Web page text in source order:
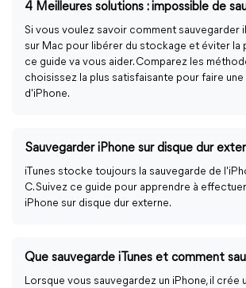
Si vous voulez savoir comment sauvegarder
sur Mac pour libérer du stockage et éviter la
ce guide va vous aider. Comparez les
choisissez la plus satisfaisante pour faire une
d'iPhone.
iTunes stocke toujours la sauvegarde de
C. Suivez ce guide pour apprendre à
iPhone sur disque dur externe.
Lorsque vous sauvegardez un iPhone, il crée